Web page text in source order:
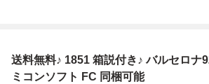
送料無料♪ 1851 箱説付き♪ バルセロナ
ミコンソフト FC 同梱可能